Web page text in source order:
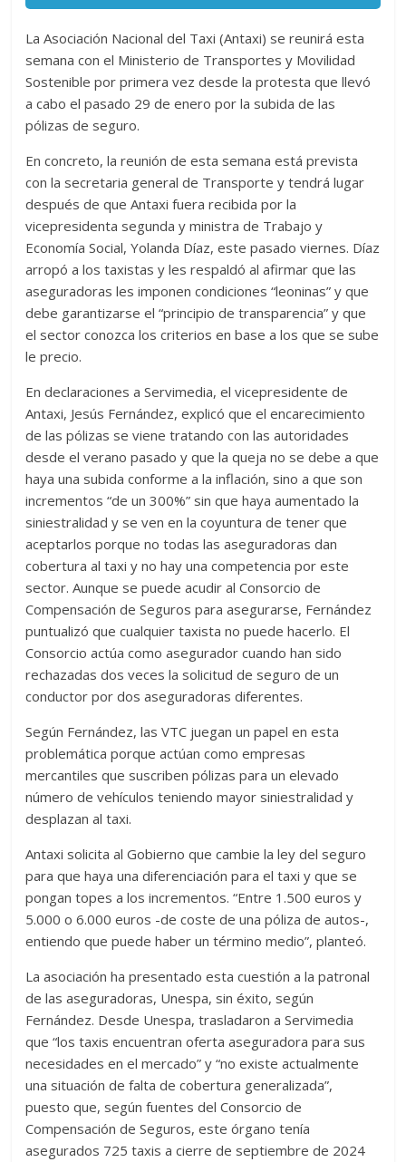
La Asociación Nacional del Taxi (Antaxi) se reunirá esta
semana con el Ministerio de Transportes y Movilidad
Sostenible por primera vez desde la protesta que llevó
a cabo el pasado 29 de enero por la subida de las
pólizas de seguro.
En concreto, la reunión de esta semana está prevista
con la secretaria general de Transporte y tendrá lugar
después de que Antaxi fuera recibida por la
vicepresidenta segunda y ministra de Trabajo y
Economía Social, Yolanda Díaz, este pasado viernes. Díaz
arropó a los taxistas y les respaldó al afirmar que las
aseguradoras les imponen condiciones “leoninas” y que
debe garantizarse el “principio de transparencia” y que
el sector conozca los criterios en base a los que se sube
le precio.
En declaraciones a Servimedia, el vicepresidente de
Antaxi, Jesús Fernández, explicó que el encarecimiento
de las pólizas se viene tratando con las autoridades
desde el verano pasado y que la queja no se debe a que
haya una subida conforme a la inflación, sino a que son
incrementos “de un 300%” sin que haya aumentado la
siniestralidad y se ven en la coyuntura de tener que
aceptarlos porque no todas las aseguradoras dan
cobertura al taxi y no hay una competencia por este
sector. Aunque se puede acudir al Consorcio de
Compensación de Seguros para asegurarse, Fernández
puntualizó que cualquier taxista no puede hacerlo. El
Consorcio actúa como asegurador cuando han sido
rechazadas dos veces la solicitud de seguro de un
conductor por dos aseguradoras diferentes.
Según Fernández, las VTC juegan un papel en esta
problemática porque actúan como empresas
mercantiles que suscriben pólizas para un elevado
número de vehículos teniendo mayor siniestralidad y
desplazan al taxi.
Antaxi solicita al Gobierno que cambie la ley del seguro
para que haya una diferenciación para el taxi y que se
pongan topes a los incrementos. “Entre 1.500 euros y
5.000 o 6.000 euros -de coste de una póliza de autos-,
entiendo que puede haber un término medio”, planteó.
La asociación ha presentado esta cuestión a la patronal
de las aseguradoras, Unespa, sin éxito, según
Fernández. Desde Unespa, trasladaron a Servimedia
que “los taxis encuentran oferta aseguradora para sus
necesidades en el mercado” y “no existe actualmente
una situación de falta de cobertura generalizada”,
puesto que, según fuentes del Consorcio de
Compensación de Seguros, este órgano tenía
asegurados 725 taxis a cierre de septiembre de 2024